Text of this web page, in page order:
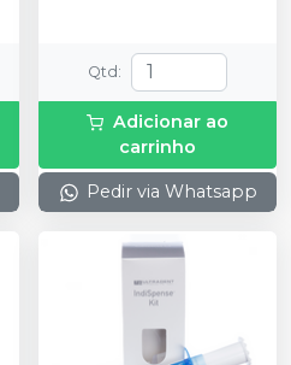
Qtd :
Adicionar ao
carrinho
Pedir via Whatsapp